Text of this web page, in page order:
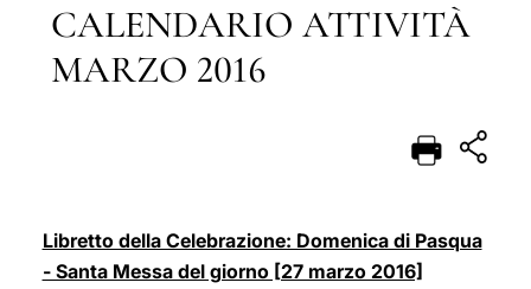
DEUTSCH
العربيّة
中文
CALENDARIO ATTIVITÀ
MARZO 2016
Libretto della Celebrazione: Domenica di Pasqua
- Santa Messa del giorno [27 marzo 2016]